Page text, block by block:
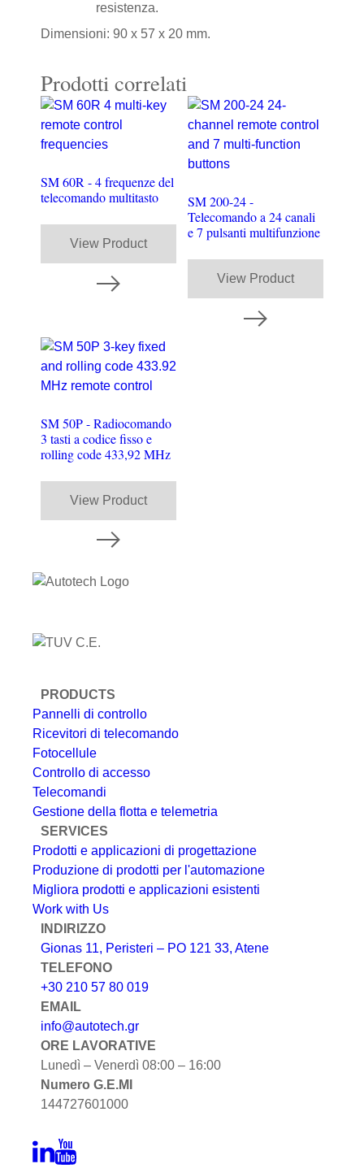
resistenza.
Dimensioni: 90 x 57 x 20 mm.
Prodotti correlati
SM 60R - 4 frequenze del
telecomando multitasto
View Product
SM 200-24 -
Telecomando a 24 canali
e 7 pulsanti multifunzione
View Product
SM 50P - Radiocomando
3 tasti a codice fisso e
rolling code 433,92 MHz
View Product
PRODUCTS
Pannelli di controllo
Ricevitori di telecomando
Fotocellule
Controllo di accesso
Telecomandi
Gestione della flotta e telemetria
SERVICES
Prodotti e applicazioni di progettazione
Produzione di prodotti per l'automazione
Migliora prodotti e applicazioni esistenti
Work with Us
INDIRIZZO
Gionas 11, Peristeri – PO 121 33, Atene
TELEFONO
+30 210 57 80 019
EMAIL
info@autotech.gr
ORE LAVORATIVE
Lunedì – Venerdì 08:00 – 16:00
Numero G.E.MI
144727601000